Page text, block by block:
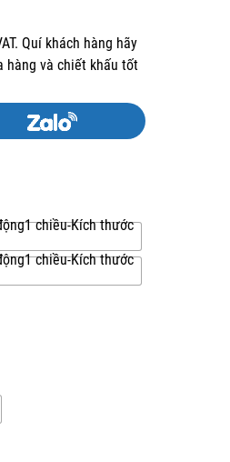
Quí khách hàng hãy
hàng và chiết khấu tốt
chiều-Kích thước
chiều-Kích thước